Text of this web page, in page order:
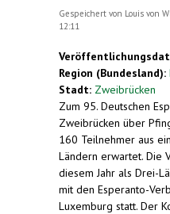
Gespeichert von Louis von
12:11
Region (Bundesland):
Stadt: Zweibrücken
Zum 95. Deutschen
Zweibrücken über
160 Teilnehmer aus
Ländern erwartet. Die
diesem Jahr als Drei-
mit den Esperanto-
Luxemburg statt. Der